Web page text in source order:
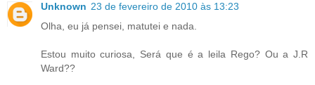
Unknown 23 de fevereiro de 2010 às 13:23
Olha, eu já pensei, matutei e nada.
Estou muito curiosa, Será que é a leila Rego? Ou a J.R
Ward??